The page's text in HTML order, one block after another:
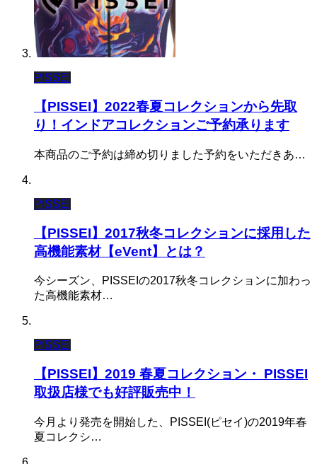
PISSEI
【PISSEI】2022春夏コレクションから先取
り！インドアコレクションご予約承ります
本商品のご予約は締め切りました予約をいただきあ…
PISSEI
【PISSEI】2017秋冬コレクションに採用した
高機能素材【eVent】とは？
今シーズン、PISSEIの2017秋冬コレクションに加わっ
た高機能素材…
PISSEI
【PISSEI】2019 春夏コレクション・ PISSEI
取扱店様でも好評販売中！
今月より発売を開始した、PISSEI(ピセイ)の2019年春
夏コレクシ…